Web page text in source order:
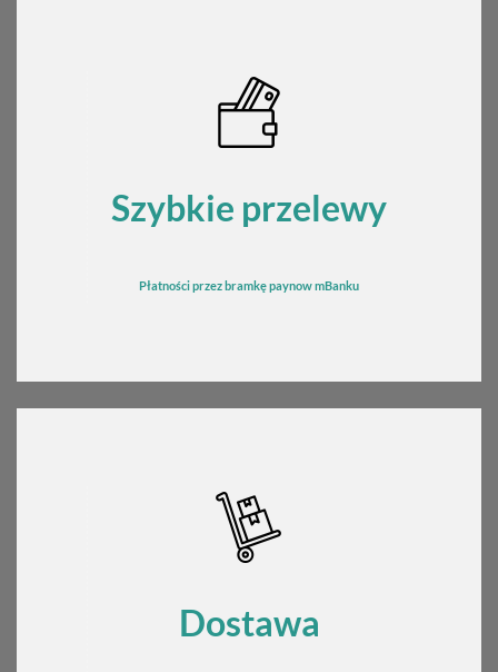
Szybkie przelewy
Płatności przez bramkępaynow mBanku
Dostawa